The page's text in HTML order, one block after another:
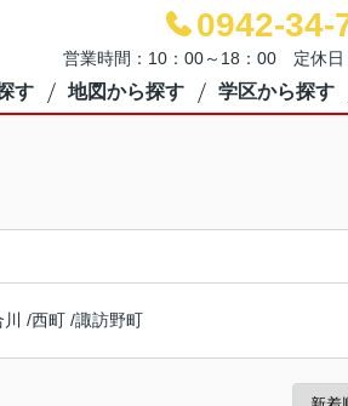
0942-34-
営業時間：10：00～18：00 定休日
す 地図から探す 学区から探す
/西町 /諏訪野町